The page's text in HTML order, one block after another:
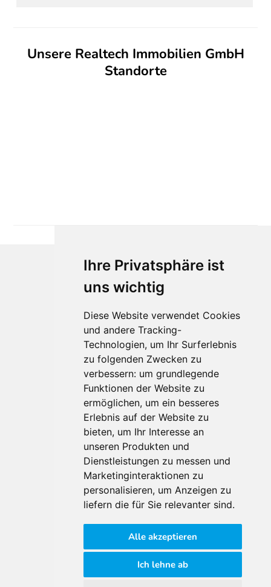
Ihre Privatsphäre ist
uns wichtig
Diese Website verwendet Cookies
und andere Tracking-
Technologien, um Ihr Surferlebnis
zu folgenden Zwecken zu
verbessern: um grundlegende
Funktionen der Website zu
ermöglichen, um ein besseres
Erlebnis auf der Website zu
bieten, um Ihr Interesse an
unseren Produkten und
Dienstleistungen zu messen und
Marketinginteraktionen zu
personalisieren, um Anzeigen zu
liefern die für Sie relevanter sind.
Alle akzeptieren
Ich lehne ab
Unsere Realtech Immobilien GmbH
Standorte
Für Makler:innen
Über Uns
Vorteile
Kontakt
Software Partner
Teilnahme
FAQ
Für Makler:innen
Impressum
AGB
Datenschutzklärung
Cookie Richtlinie